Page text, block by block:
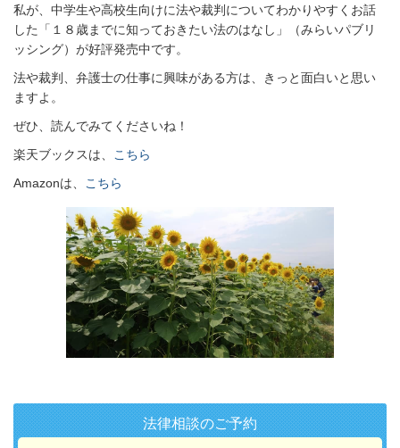
私が、中学生や高校生向けに法や裁判についてわかりやすくお話
した「１８歳までに知っておきたい法のはなし」（みらいパブリ
ッシング）が好評発売中です。
法や裁判、弁護士の仕事に興味がある方は、きっと面白いと思い
ますよ。
ぜひ、読んでみてくださいね！
楽天ブックスは、
こちら
Amazonは、
こちら
法律相談のご予約